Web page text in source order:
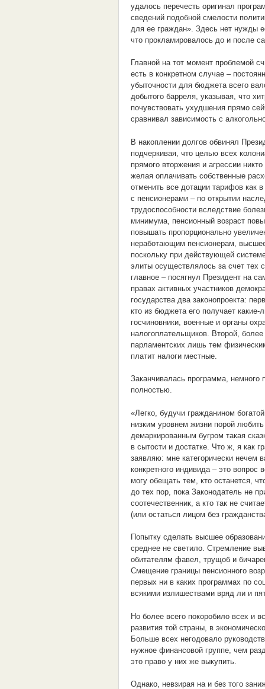
удалось перечесть оригинал
сведений подобной смелости
для ее граждан». Здесь нет нужды
что прокламировалось до и после
Главной на тот момент проблемой
есть в конкретном случае –
убыточности для бюджета всего
добытого барреля, указывая, что
почувствовать ухудшения прямо
сравнивал зависимость с
В накоплении долгов обвинял
подчеркивая, что целью всех
прямого вторжения и агрессии
желая оплачивать собственные
отменить все дотации тарифов как
с пенсионерами – по открытии
трудоспособности вследствие
минимума, пенсионный возраст
повышать пропорционально
неработающим пенсионерам,
поскольку при действующей
элиты осуществлялось за счет тех
главное – посягнул Президент на
правах активных участников
государства два законопроекта:
кто из бюджета его получает
госчиновники, военные и органы
налогоплательщиков. Второй,
парламентских лишь тем
платит налоги местные.
Заканчивалась программа, немного
полностью.
«Легко, будучи гражданином
низким уровнем жизни порой
демаркированным бугром такая
в сытости и достатке. Что ж, я как
заявляю: мне категорически нечем
конкретного индивида – это
могу обещать тем, кто останется,
до тех пор, пока Законодатель не
соотечественник, а кто так не
(или остаться лицом без
Попытку сделать высшее
среднее не светило. Стремление
обитателям фавел, трущоб и
Смещение границы пенсионного
первых ни в каких программах по
всякими излишествами вряд ли и
Но более всего покоробило всех и
развития той страны, в
Больше всех негодовало
нужное финансовой группе, чем
это право у них же выкупить.
Однако, невзирая на и без того